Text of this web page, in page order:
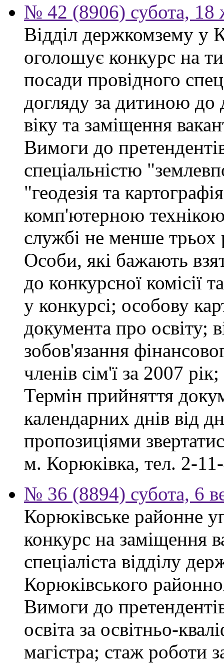
№ 42 (8906) субота, 18
Відділ держкомзему у
оголошує конкурс на
посади провідного
догляду за дитиною до
віку та заміщення
Вимоги до
спеціальністю
"геодезія та
комп'ютерною
службі не менше трьох
Особи, які бажають
до конкурсної комісії
у конкурсі; особову
документа про освіту;
зобов'язання
членів сім'ї за 2007
Термін прийняття
календарних днів від
пропозиціями
м. Корюківка, тел. 2-
№ 36 (8894) субота, 6
Корюківське районне
конкурс на заміщення
спеціаліста відділу
Корюківського
Вимоги до
освіта за освітньо-
магістра; стаж роботи